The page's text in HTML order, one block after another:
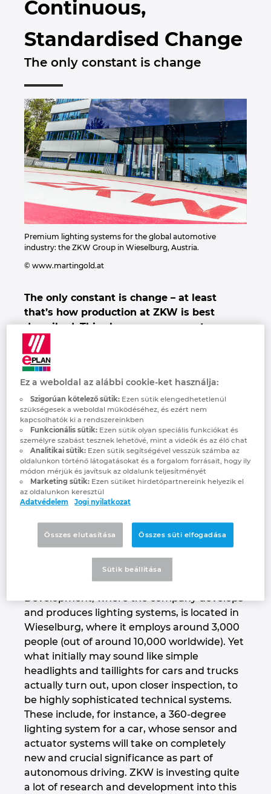
Continuous,
Standardised Change
The only constant is change
Premium lighting systems for the global automotive
industry: the ZKW Group in Wieselburg, Austria.
© www.martingold.at
The only constant is change – at least
that’s how production at ZKW is best
described. This change poses great
challenges for the company’s engineering
department because the modular
assembly lines must continually be
adapted to produce new products time and
again in an ongoing process. To achieve
this high degree of flexibility in
engineering, ZKW has recently started
relying on EPLAN.
The ZKW Group, headquartered in
Wieselburg, Austria, develops and produces
premium lighting systems (including the
industry. ZKW relies on a network of
production facilities spread around the world
demands for quality and reliable delivery. Its
Centre of Excellence for Research and
Development, where the company develops
and produces lighting systems, is located in
Wieselburg, where it employs around 3,000
people (out of around 10,000 worldwide). Yet
what initially may sound like simple
headlights and taillights for cars and trucks
actually turn out, upon closer inspection, to
be highly sophisticated technical systems.
These include, for instance, a 360-degree
lighting system for a car, whose sensor and
actuator systems will take on completely
new and crucial significance as part of
autonomous driving. ZKW is investing quite
a lot of research and development into this
EPLAN Education Oktatótermi verzió
EPLAN Education hallgatóknak
EPLAN Együttműködési alkalmazások
Kapcsolat
Trust Center
Brunei
Bulgaria
Canada
Chile
China
China Taiwan
Colombia
Croatia
Czech Republic
Finland
France
Germany
Greece
Hungary
India
Indonesia
Ireland
Japan
Lithuania
Luxembourg
Malaysia
Mexico
Netherlands
Ez a weboldal az alábbi cookie-ket használja:
Szigorúan kötelező sütik:Ezen sütik elengedhetetlenül
szükségesek a weboldal működéséhez, és ezért nem
kapcsolhatók ki a rendszereinkben
Funkcionális sütik:Ezen sütik olyan speciális funkciókat és
személyre szabást tesznek lehetővé, mint a videók és az élő chat
Analitikai sütik:Ezen sütik segítségével vesszük számba az
oldalunkon történő látogatásokat és a forgalom forrásait, hogy ily
módon mérjük és javítsuk az oldalunk teljesítményét
Marketing sütik:Ezen sütiket hirdetőpartnereink helyezik el
az oldalunkon keresztül
Adatvédelem
Jogi nyilatkozat
Összes elutasítása Összes süti elfogadása
Sütik beállítása